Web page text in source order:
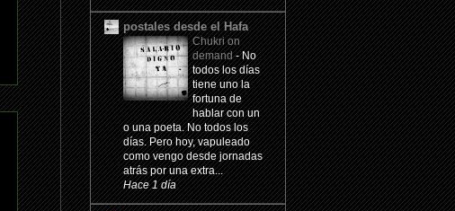
postales desde el Hafa
Chukri on
demand-No
todos los días
tiene uno la
fortuna de
hablar con un
o una poeta. No todos los
días. Pero hoy, vapuleado
como vengo desde jornadas
atrás por una extra...
Hace 1 día